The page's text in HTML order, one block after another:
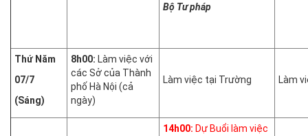
Bộ Tư pháp
Thứ Năm
07/7
(Sáng)
8h00: Làm việc với
các Sở của Thành
phố Hà Nội (cả
ngày)
Làm việc tại Trường Làm
14h00: Dự Buổi làm việc